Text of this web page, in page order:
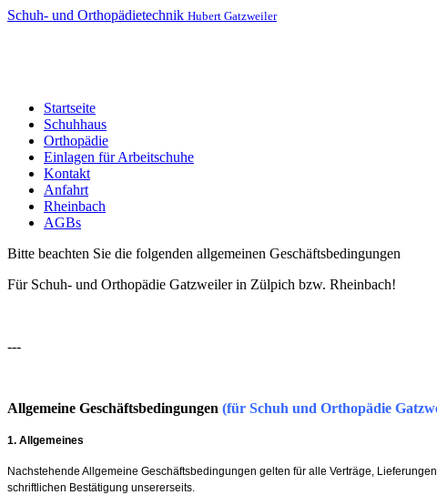
Schuh- und Orthopädietechnik Hubert Gatzweiler
Startseite
Schuhhaus
Orthopädie
Einlagen für Arbeitschuhe
Kontakt
Anfahrt
Rheinbach
AGBs
Bitte beachten Sie die folgenden allgemeinen Geschäftsbedingungen
Für Schuh- und Orthopädie Gatzweiler in Zülpich bzw. Rheinbach!
---
Allgemeine Geschäftsbedingungen (für Schuh und Orthopädie
1. Allgemeines
Nachstehende Allgemeine Geschäftsbedingungen gelten für alle Verträge,
schriftlichen Bestätigung unsererseits.